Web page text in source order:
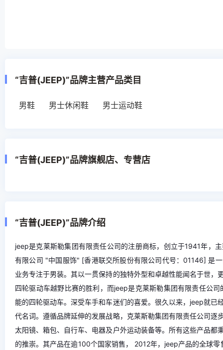
“吉普(JEEP)”品牌主营产品类目
男鞋 男士休闲鞋 男士运动鞋
“吉普(JEEP)”品牌旗舰店、专营店
“吉普(JEEP)”品牌介绍
jeep是克莱斯勒集团有限责任公司的注册商标，创立于1941年，
有限公司 "中国服饰" [香港联交所股份有限公司代号：01146] 是
业务专注于男装。其以一贯保持的独特外型和卓越性能闻名于世
四轮驱动车越野比赛的胜利，而jeep是克莱斯勒集团有限责任公
能的四轮驱动车。深受车手和车迷们的喜爱。很久以来，jeep就
代名词。遵循品牌延伸的发展战略，克莱斯勒集团有限责任公司
太阳镜、箱包、自行车、电器及户外运动装备等。所有这些产品
的推崇。其产品在逾100个国家销售， 2012年，jeep产品的全球